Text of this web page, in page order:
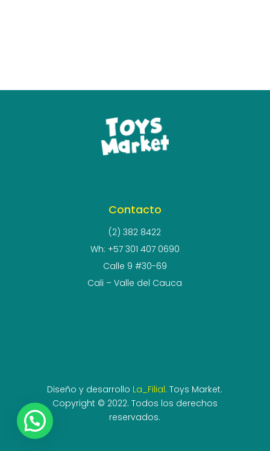
Contacto
(2) 382 8422
Wh: +57 301 407 0690
Calle 9 #30-69
Cali – Valle del Cauca
Diseño y desarrollo La_Filial. Toys Market.
Copyright © 2022. Todos los derechos
reservados.